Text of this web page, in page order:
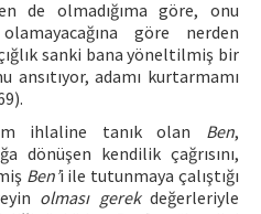
de olmadığıma göre, onu
göre nerden
sanki bana yöneltilmiş bir
ansıtıyor, adamı kurtarmamı
ihlaline tanık olan Ben,
dönüşen kendilik çağrısını,
Ben’i ile tutunmaya çalıştığı
olması gerekdeğerleriyle